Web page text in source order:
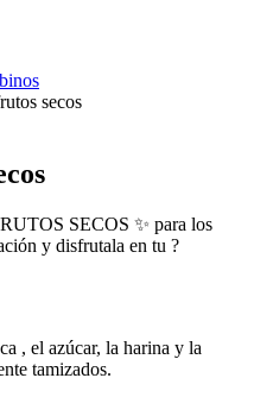
secos
SECOS ✨ para los
y disfrutala en tu ?️
, el azúcar, la harina y la
tamizados.